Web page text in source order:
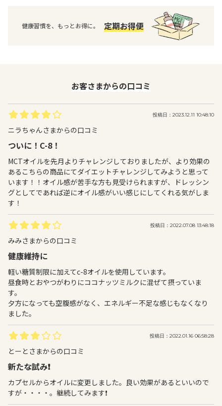
健康習慣を、もっとお得に。 定期お得便
お客さまからの口コミ
投稿日：2023.12.11 10:48:10
ニラちゃんさまからの口コミ
ついに！C-8！
MCTオイルを先月よりチャレンジしておりましたが、より効果の
あるこちらの商品にてダイエットチャレンジしてみようと思って
います！！オイル感が苦手な方も見受けられますが、ドレッシン
グとしてであれば逆にオイル感がいい感じにしてくれる気がしま
す！
投稿日：2022.07.08 13:48:18
みみさまからの口コミ
健康維持に
軽い糖質制限に加えてc-8オイルを使用しています。
昼食時とおやつがわりにココナッツミルクに混ぜて摂っていま
す。
夕方になっても空腹感がなく、エネルギー不足な感じもなくなり
ました。
投稿日：2022.01.16 06:58:28
とーとさまからの口コミ
新たな試み❗️
カプセルからオイルに変更しました。良い効果があるといいので
すが・・・・。継続してみます❗️